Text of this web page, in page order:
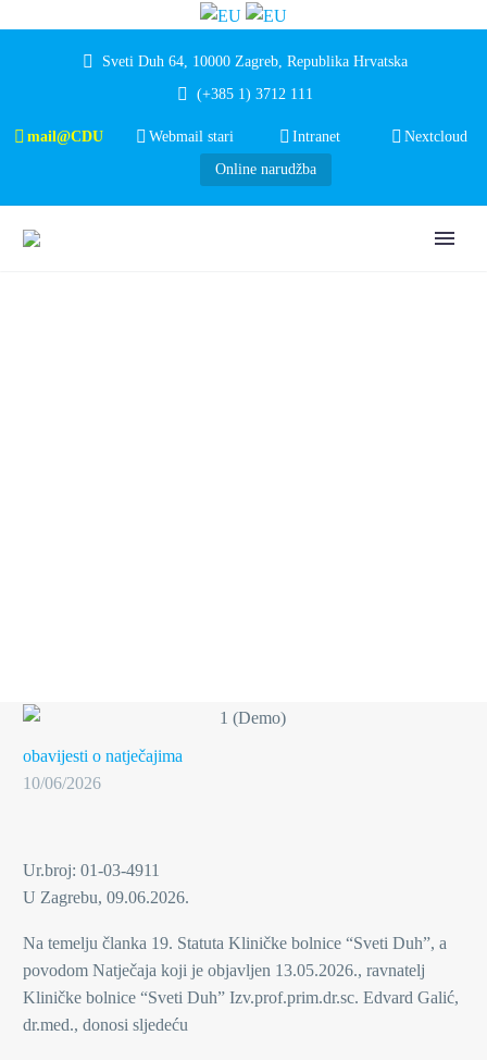
Sveti Duh 64, 10000 Zagreb, Republika Hrvatska
(+385 1) 3712 111
mail@CDU Webmail stari Intranet
Nextcloud
Online narudžba
obavijesti o natječajima
10/06/2026
Ur.broj: 01-03-4911
U Zagrebu, 09.06.2026.
Na temelju članka 19. Statuta Kliničke bolnice “Sveti Duh”, a
povodom Natječaja koji je objavljen 13.05.2026., ravnatelj
Kliničke bolnice “Sveti Duh” Izv.prof.prim.dr.sc. Edvard Galić,
dr.med., donosi sljedeću